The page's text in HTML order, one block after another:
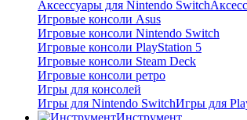
Аксессуары для Nintendo Switch
Игровые консоли Asus
Игровые консоли Nintendo Switch
Игровые консоли PlayStation 5
Игровые консоли Steam Deck
Игровые консоли ретро
Игры для консолей
Игры для Nintendo SwitchИгры для
Инструмент